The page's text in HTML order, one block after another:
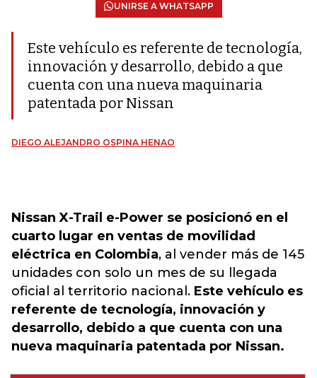
UNIRSE A WHATSAPP
Este vehículo es referente de tecnología,
innovación y desarrollo, debido a que
cuenta con una nueva maquinaria
patentada por Nissan
DIEGO ALEJANDRO OSPINA HENAO
Nissan X-Trail e-Power se posicionó en el
cuarto lugar en ventas de movilidad
eléctrica en Colombia, al vender más de 145
unidades con solo un mes de su llegada
oficial al territorio nacional. Este vehículo es
referente de tecnología, innovación y
desarrollo, debido a que cuenta con una
nueva maquinaria patentada por Nissan.